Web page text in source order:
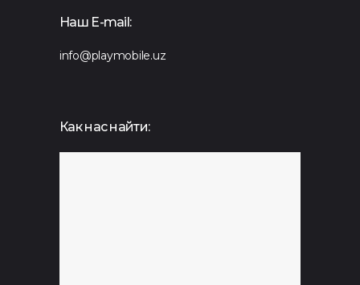
Наш E-mail:
info@playmobile.uz
Как нас найти: